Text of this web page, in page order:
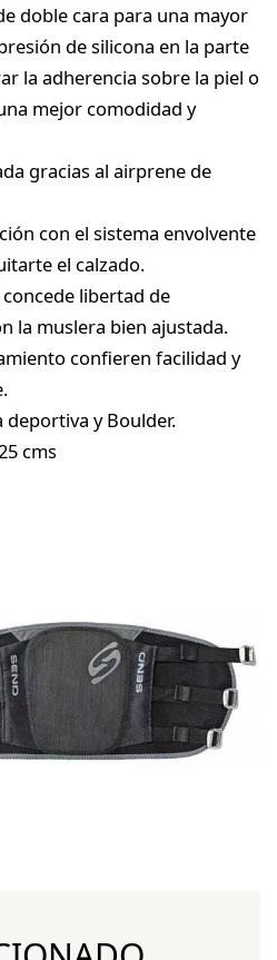
doble cara para una mayor
de silicona en la parte
la adherencia sobre la piel o
mejor comodidad y
gracias al airprene de
con el sistema envolvente
el calzado.
libertad de
la muslera bien ajustada.
confieren facilidad y
deportiva y Boulder.
cms